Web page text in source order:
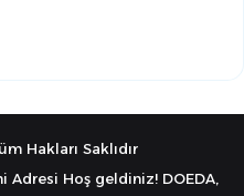
Hakları Saklıdır
Adresi Hoş geldiniz! DOEDA,